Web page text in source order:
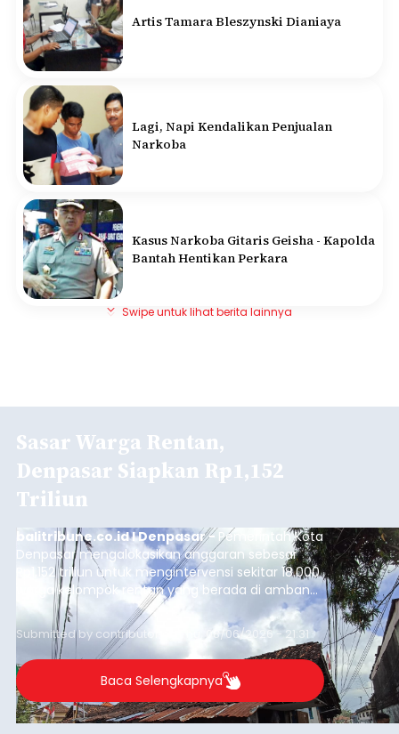
Artis Tamara Bleszynski Dianiaya
Lagi, Napi Kendalikan Penjualan
Narkoba
Kasus Narkoba Gitaris Geisha - Kapolda
Bantah Hentikan Perkara
Swipe untuk lihat berita lainnya
Sasar Warga Rentan,
Denpasar Siapkan Rp1,152
Triliun
balitribune.co.id I Denpasar - Pemerintah Kota
Denpasar mengalokasikan anggaran sebesar
Rp1,152 triliun untuk mengintervensi sekitar 18.000
warga kelompok rentan yang berada di ambang
garis kemiskinan. Langkah strategis ini diambil
guna menjaga masyarakat yang berada pada
kelompok desil 5 dan 6 tersebut agar tidak
merosot ke kategori miskin.
Submitted by contributor Thu, 08/06/2026 - 21:31
Baca Selengkapnya